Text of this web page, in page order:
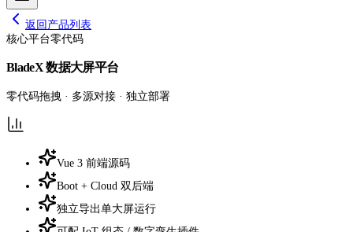
返回产品列表
核心平台零代码
BladeX 数据大屏平台
零代码拖拽 · 多源对接 · 独立部署
Vue 3 前端源码
Boot + Cloud 双后端
独立导出单大屏运行